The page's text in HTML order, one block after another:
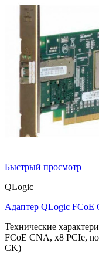
Быстрый просмотр
QLogic
Адаптер QLogic FCoE
Технические
FCoE CNA, x8 PCIe,
CK)